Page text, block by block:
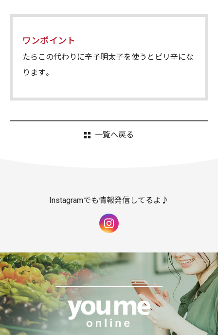
ワンポイント
たらこの代わりに辛子明太子を使うとピリ辛にな
ります。
一覧へ戻る
Instagramでも情報発信してるよ♪